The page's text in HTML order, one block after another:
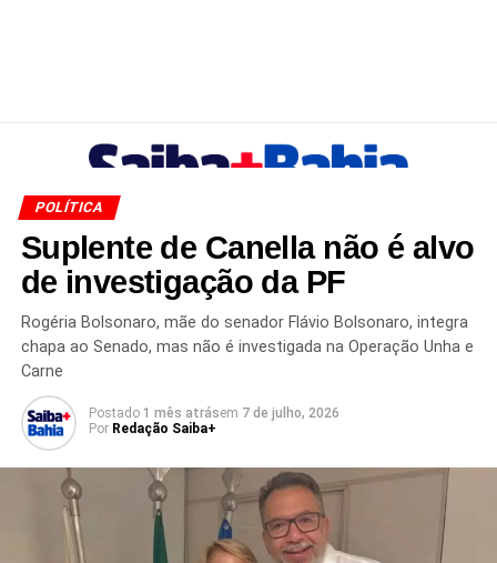
POLÍTICA
Suplente de Canella não é alvo
de investigação da PF
Rogéria Bolsonaro, mãe do senador Flávio Bolsonaro, integra
chapa ao Senado, mas não é investigada na Operação Unha e
Carne
Postado 1 mês atrásem 7 de julho, 2026
Por Redação Saiba+